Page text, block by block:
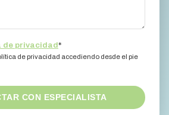
de privacidad*
de privacidad accediendo desde el pie
CON ESPECIALISTA